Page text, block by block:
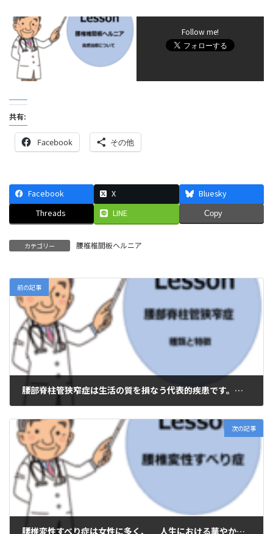
Follow me!
共有:
Facebook その他
Facebook X
Bluesky
Threads
LINE Copy
カテゴリー 腰椎椎間板ヘルニア
前の記事
腰部脊柱管狭窄症は生活の質を損なう代表的疾患です。高齢化が進む我が国では、これからも増加していくと予測されます。まず正しい知識をもつことが病気克服の第一歩です。
次の記事
腰椎変性すべり症は女性に多く、 人生における華やかな日々を蝕み、老後の夢を奪い取る痛ましい病気です。